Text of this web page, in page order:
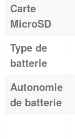
Carte
MicroSD
Type de
batterie
Autonomie
de batterie